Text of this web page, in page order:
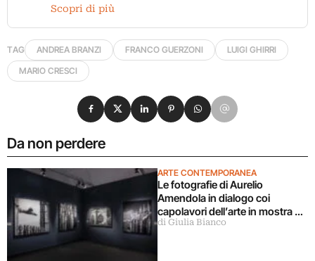
Scopri di più
TAG ANDREA BRANZI FRANCO GUERZONI
LUIGI GHIRRI
MARIO CRESCI
Da non perdere
ARTE CONTEMPORANEA
Le fotografie di Aurelio
Amendola in dialogo coi
capolavori dell’arte in mostra a
Milano
di Giulia Bianco
Condividi su Facebook
Condividi su X
Condividi su LinkedIn
Condividi su Pinterest
Condividi su WhatsApp
Condividi su Email